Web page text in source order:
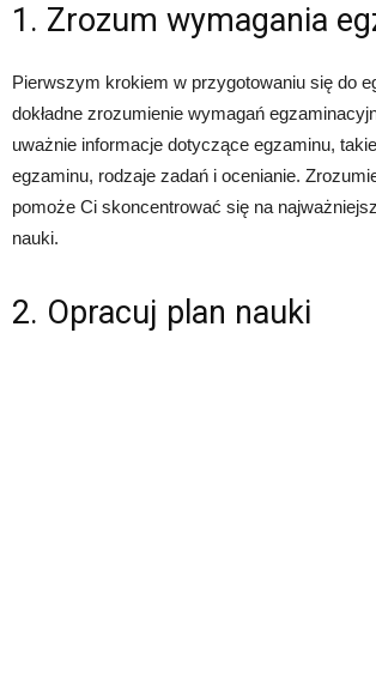
1. Zrozum wymagania
Pierwszym krokiem w przygotowaniu się do
dokładne zrozumienie wymagań
uważnie informacje dotyczące egzaminu,
egzaminu, rodzaje zadań i ocenianie.
pomoże Ci skoncentrować się na
nauki.
2. Opracuj plan nauki